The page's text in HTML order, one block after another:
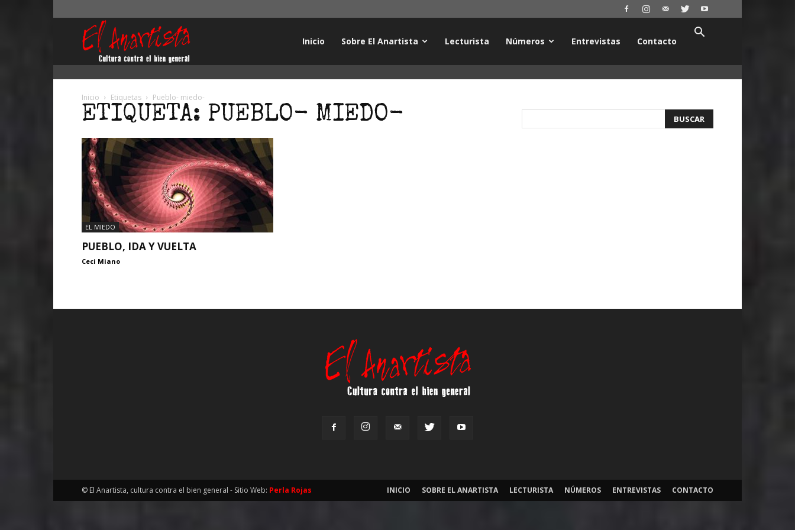
Inicio Sobre El Anartista Lecturista Números Entrevistas Contacto
Inicio Etiquetas Pueblo- miedo-
ETIQUETA: PUEBLO- MIEDO-
EL MIEDO
PUEBLO, IDA Y VUELTA
Ceci Miano
INICIO SOBRE EL ANARTISTA LECTURISTA NÚMEROS ENTREVISTAS CONTACTO
© El Anartista, cultura contra el bien general - Sitio Web: Perla Rojas